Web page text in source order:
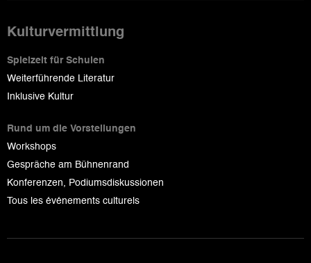
Kulturvermittlung
Spielzeit für Schulen
Weiterführende Literatur
Inklusive Kultur
Rund um die Vorstellungen
Workshops
Gespräche am Bühnenrand
Konferenzen, Podiumsdiskussionen
Tous les événements culturels